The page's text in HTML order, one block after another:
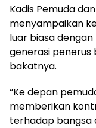
Kadis Pemuda
menyampaikan
luar biasa
generasi penerus
bakatnya.
“Ke depan
memberikan
terhadap bangsa